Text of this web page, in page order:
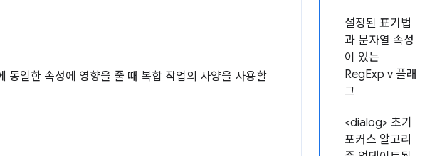
설정된 표기법
과 문자열 속성
이 있는
RegExp v 플래
그
<dialog> 초기
포커스 알고리
동일한 속성에 영향을 줄 때 복합 작업의 사양을 사용할